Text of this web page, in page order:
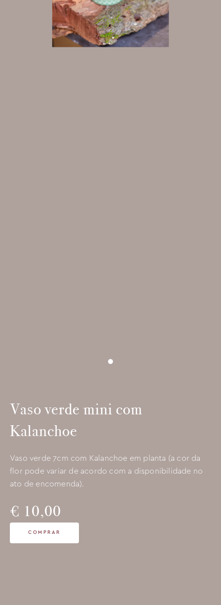
Vaso verde mini com
Kalanchoe
Vaso verde 7cm com Kalanchoe em planta (a cor da
flor pode variar de acordo com a disponibilidade no
ato de encomenda).
€ 10,00
COMPRAR